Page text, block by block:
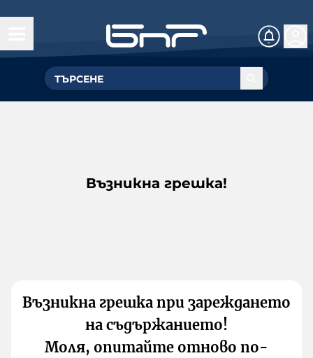
Възникна грешка!
Възникна грешка при зареждането
на съдържанието!
Моля, опитайте отново по-